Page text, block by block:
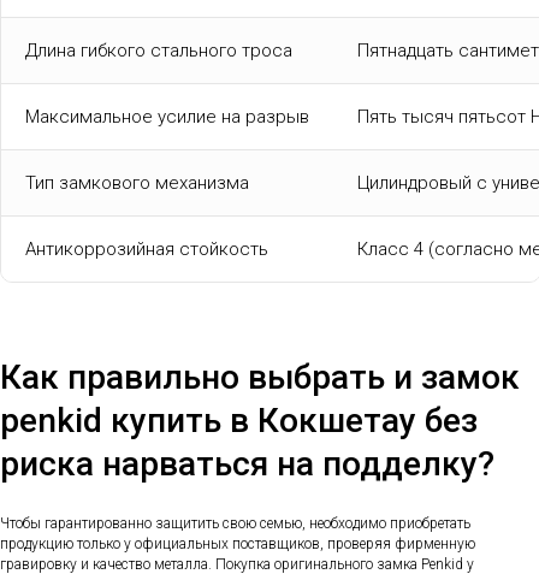
Длина гибкого стального троса Пятнадцать
Максимальное усилие на разрыв Пять тысяч пятьсот
Тип замкового механизма Цилиндровый с
Антикоррозийная стойкость Класс 4 (согласно
Как правильно выбрать и замок
penkid купить в Кокшетау без
риска нарваться на подделку?
Чтобы гарантированно защитить свою семью, необходимо приобретать
продукцию только у официальных поставщиков, проверяя фирменную
гравировку и качество металла. Покупка оригинального замка Penkid у